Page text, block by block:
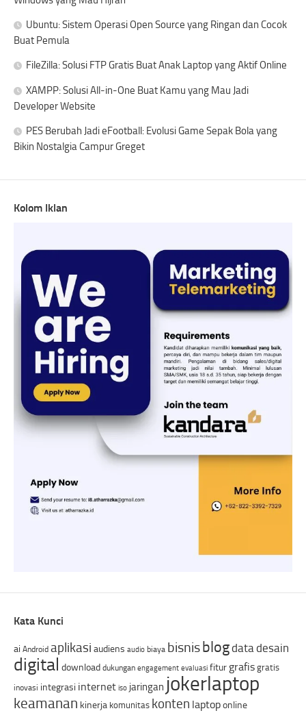
Ubuntu: Sistem Operasi Open Source yang Ringan dan Cocok
Buat Pemula
FileZilla: Solusi FTP Gratis Buat Anak Laptop yang Aktif Online
XAMPP: Solusi All-in-One Buat Kamu yang Mau Jadi
Developer Website
PES Berubah Jadi eFootball: Evolusi Game Sepak Bola yang
Bikin Nostalgia Campur Greget
Kolom Iklan
Kata Kunci
ai Android aplikasi audiens audio biaya bisnisblogdatadesain
digital download dukungan engagement evaluasi fitur grafis gratis
inovasi integrasi internet iso jaringan jokerlaptop
keamanan kinerja komunitas konten laptoponline